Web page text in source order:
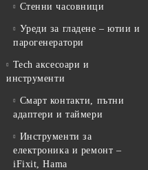
Стенни часовници
Уреди за гладене – ютии и
парогенератори
Tech аксесоари и
инструменти
Смарт контакти, пътни
адаптери и таймери
Инструменти за
електроника и ремонт –
iFixit, Hama